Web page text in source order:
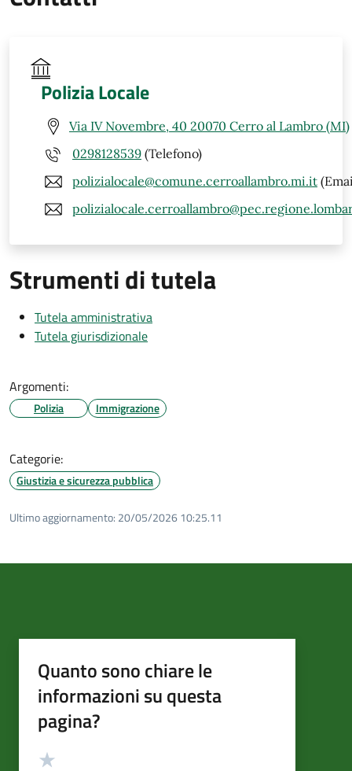
Polizia Locale
Via IV Novembre, 40 20070 Cerro al Lambro (MI)
0298128539 (Telefono)
polizialocale@comune.cerroallambro.mi.it
Strumenti di tutela
Tutela amministrativa
Tutela giurisdizionale
Argomenti:
Polizia Immigrazione
Categorie:
Giustizia e sicurezza pubblica
Ultimo aggiornamento: 20/05/2026 10:25.11
Quanto sono chiare le
informazioni su questa
pagina?
Valutazione